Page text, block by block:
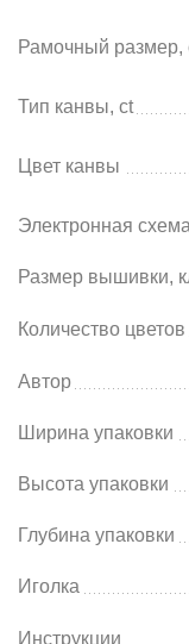
Рамочный размер,
Тип канвы, ct
Цвет канвы
Электронная схема
Размер вышивки,
Количество цветов
Автор
Ширина упаковки
Высота упаковки
Глубина упаковки
Иголка
Инструкции